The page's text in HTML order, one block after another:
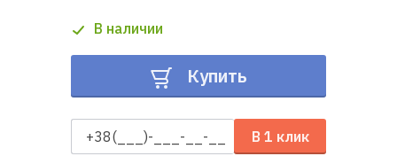
техники
советы
Контакты
В наличии
Купить
В 1 клик